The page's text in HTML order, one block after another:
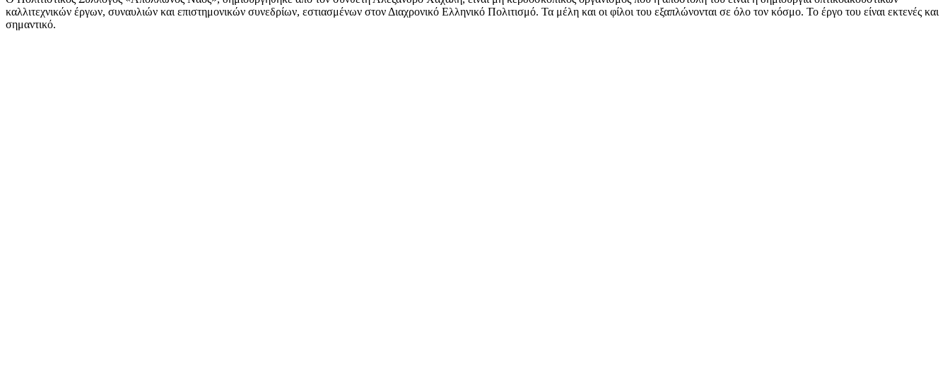
καλλιτεχνικών έργων, συναυλιών και επιστημονικών συνεδρίων, εστιασμένων στον Διαχρονικό Ελληνικό Πολιτισμό. Τα μέλη και οι φίλοι του εξαπλώνονται σε όλο τον κόσμο. Το έργο του είναι εκτενές και
σημαντικό.